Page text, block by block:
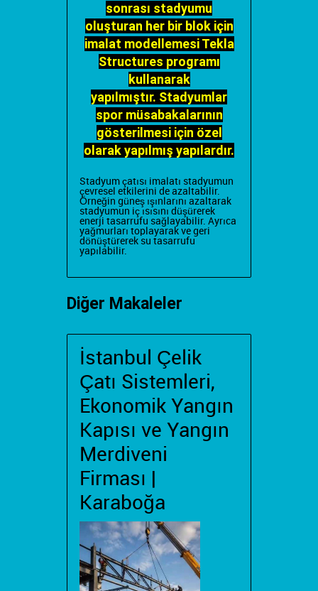
sonrası stadyumu
oluşturan her bir blok için
imalat modellemesi Tekla
Structures programı
kullanarak
yapılmıştır. Stadyumlar
spor müsabakalarının
gösterilmesi için özel
olarak yapılmış yapılardır.
Stadyum çatısı imalatı stadyumun
çevresel etkilerini de azaltabilir.
Örneğin güneş ışınlarını azaltarak
stadyumun iç ısısını düşürerek
enerji tasarrufu sağlayabilir. Ayrıca
yağmurları toplayarak ve geri
dönüştürerek su tasarrufu
yapılabilir.
Diğer Makaleler
İstanbul Çelik
Çatı Sistemleri,
Ekonomik Yangın
Kapısı ve Yangın
Merdiveni
Firması |
Karaboğa